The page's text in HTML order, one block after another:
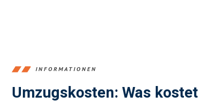
INFORMATIONEN
Umzugskosten: Was kostet